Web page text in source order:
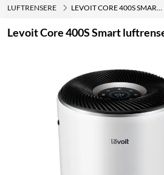
LUFTRENSERE LEVOIT CORE 400S SMART LUFTRENSER MED HEPA-FILTER
Levoit Core 400S Smart